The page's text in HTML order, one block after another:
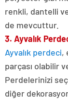
renkli, dantelli
de mevcuttur.
3. Ayvalık
Ayvalık perdeci,
parçası olabilir
Perdelerinizi
diğer